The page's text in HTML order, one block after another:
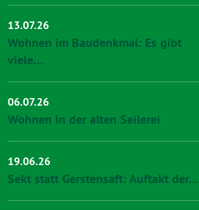
13.07.26
Wohnen im Baudenkmal: Es gibt
viele…
06.07.26
Wohnen in der alten Seilerei
19.06.26
Sekt statt Gerstensaft: Auftakt der…